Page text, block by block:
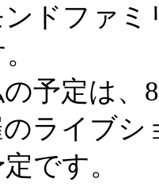
ンドファ
予定は、
ライブシ
です。